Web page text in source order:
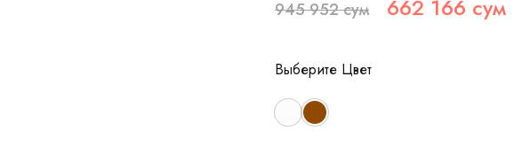
945 952сум 662 166 сум
Цвет